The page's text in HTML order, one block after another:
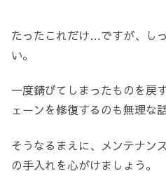
たったこれだけ…ですが、し
い。
一度錆びてしまったものを戻
ェーンを修復するのも無理な話
そうなるまえに、メンテナン
の手入れを心がけましょう。